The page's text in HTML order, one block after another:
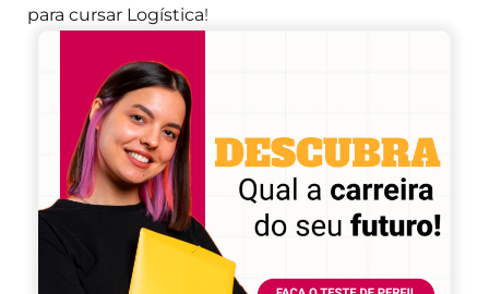
para cursar Logística!